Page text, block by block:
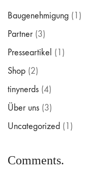
Baugenehmigung (1)
Partner(3)
Presseartikel (1)
Shop (2)
tinynerds (4)
Über uns (3)
Uncategorized (1)
Comments.